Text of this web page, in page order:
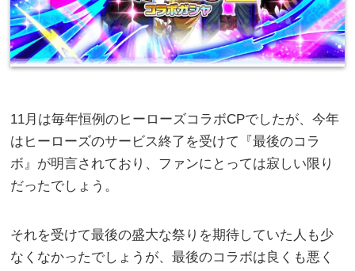
11月は毎年恒例のヒーローズコラボCPでしたが、今年
はヒーローズのサービス終了を受けて『最後のコラ
ボ』が明言されており、ファンにとっては寂しい限り
だったでしょう。
それを受けて最後の盛大な祭りを期待していた人も少
なくなかったでしょうが、最後のコラボは良くも悪く